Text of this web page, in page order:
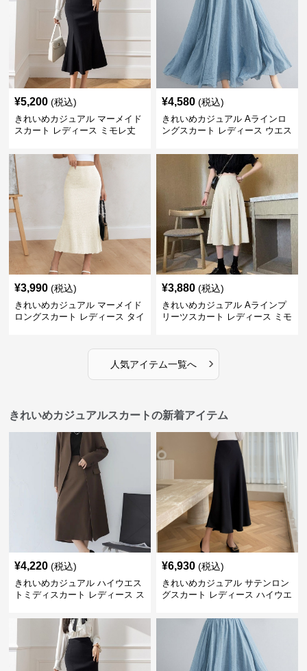
¥5,200 (税込)
きれいめカジュアル マーメイド
スカート レディース ミモレ丈
美シルエット 上品 エレガント
¥4,580 (税込)
きれいめカジュアル Aラインロ
ングスカート レディース ウエス
イズ ナチュラル エスニック風
フレアシルエット
¥3,990 (税込)
きれいめカジュアル マーメイド
ロングスカート レディース タイ
¥3,880 (税込)
きれいめカジュアル Aラインプ
リーツスカート レディース ミモ
人気アイテム一覧へ ›
きれいめカジュアルスカートの新着アイテム
¥4,220 (税込)
きれいめカジュアル ハイウエス
トミディスカート レディース ス
勤 きれいめ
¥6,930 (税込)
きれいめカジュアル サテンロン
グスカート レディース ハイウエ
ルエット オールシーズン